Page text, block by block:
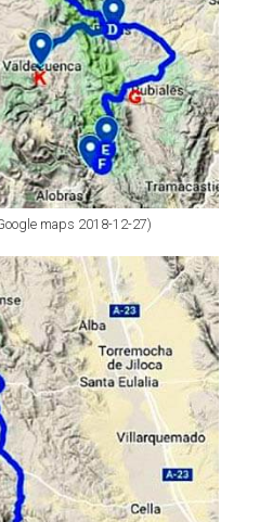
maps 2018-12-27)